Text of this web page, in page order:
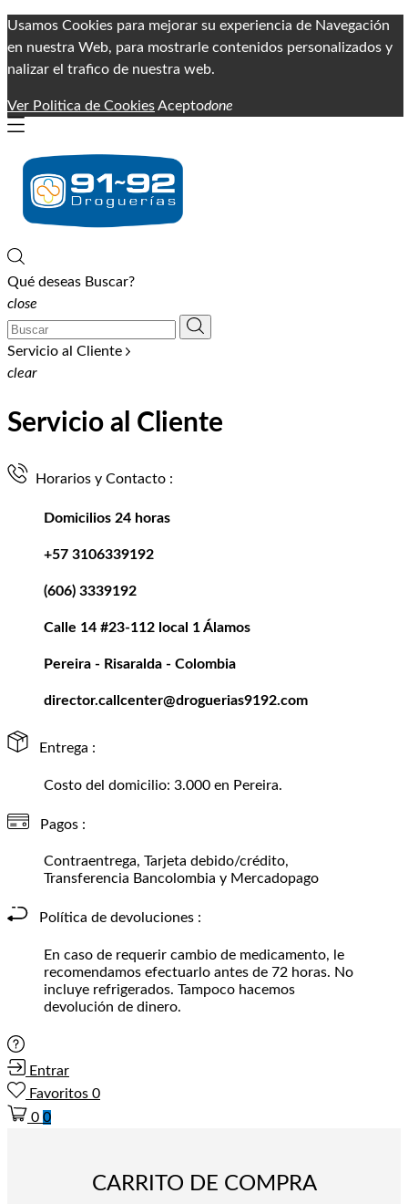
Usamos Cookies para mejorar su experiencia de Navegación
en nuestra Web, para mostrarle contenidos personalizados y
nalizar el trafico de nuestra web.
Ver Politica de CookiesAceptodone
Qué deseas Buscar?
close
Servicio al Cliente
clear
Servicio al Cliente
Horarios y Contacto :
Domicilios 24 horas
+57 3106339192
(606) 3339192
Calle 14 #23-112 local 1 Álamos
Pereira - Risaralda - Colombia
director.callcenter@droguerias9192.com
Entrega :
Costo del domicilio: 3.000 en Pereira.
Pagos :
Contraentrega, Tarjeta debido/crédito,
Transferencia Bancolombia y Mercadopago
Política de devoluciones :
En caso de requerir cambio de medicamento, le
recomendamos efectuarlo antes de 72 horas. No
incluye refrigerados. Tampoco hacemos
devolución de dinero.
Entrar
Favoritos 0
0 0
CARRITO DE COMPRA